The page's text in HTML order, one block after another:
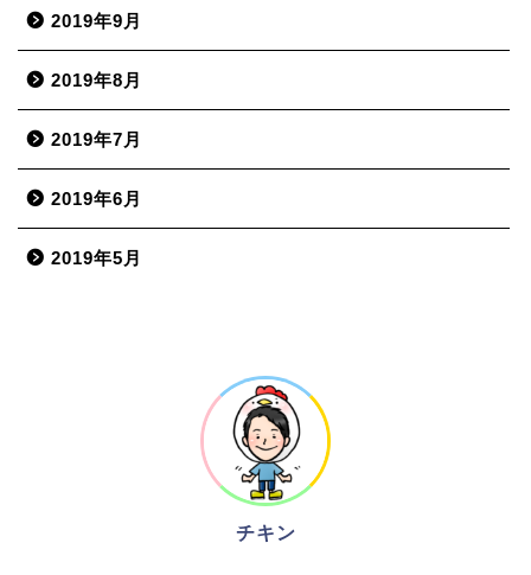
2019年9月
2019年8月
2019年7月
2019年6月
2019年5月
チキン